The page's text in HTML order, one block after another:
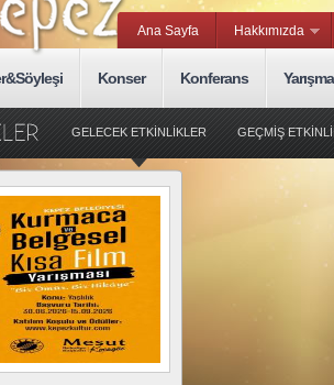
Ana Sayfa Hakkımızda
Konser Konferans Yarışma
GELECEK ETKİNLİKLER GEÇMİŞ